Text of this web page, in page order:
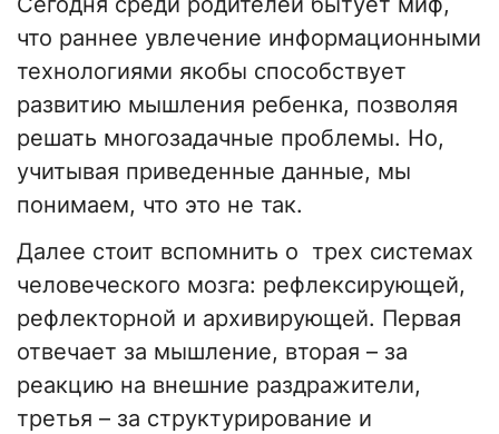
что раннее увлечение информационными
технологиями якобы способствует
развитию мышления ребенка, позволяя
решать многозадачные проблемы. Но,
учитывая приведенные данные, мы
понимаем, что это не так.
Далее стоит вспомнить о трех системах
человеческого мозга: рефлексирующей,
рефлекторной и архивирующей. Первая
отвечает за мышление, вторая – за
реакцию на внешние раздражители,
третья – за структурирование и